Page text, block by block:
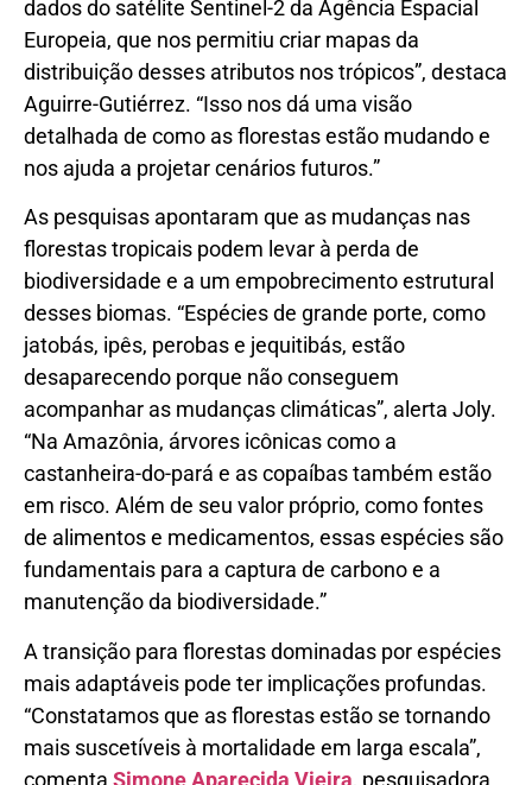
dados do satélite Sentinel-2 da Agência Espacial
Europeia, que nos permitiu criar mapas da
distribuição desses atributos nos trópicos”, destaca
Aguirre-Gutiérrez. “Isso nos dá uma visão
detalhada de como as florestas estão mudando e
nos ajuda a projetar cenários futuros.”
As pesquisas apontaram que as mudanças nas
florestas tropicais podem levar à perda de
biodiversidade e a um empobrecimento estrutural
desses biomas. “Espécies de grande porte, como
jatobás, ipês, perobas e jequitibás, estão
desaparecendo porque não conseguem
acompanhar as mudanças climáticas”, alerta Joly.
“Na Amazônia, árvores icônicas como a
castanheira-do-pará e as copaíbas também estão
em risco. Além de seu valor próprio, como fontes
de alimentos e medicamentos, essas espécies são
fundamentais para a captura de carbono e a
manutenção da biodiversidade.”
A transição para florestas dominadas por espécies
mais adaptáveis pode ter implicações profundas.
“Constatamos que as florestas estão se tornando
mais suscetíveis à mortalidade em larga escala”,
comenta Simone Aparecida Vieira, pesquisadora